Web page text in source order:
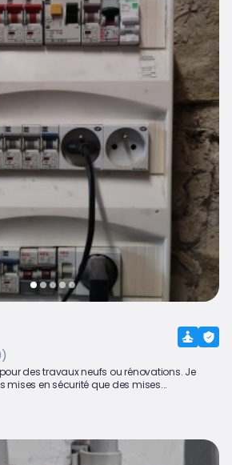
des travaux neufs ou rénovations. Je
en sécurité que des mises...